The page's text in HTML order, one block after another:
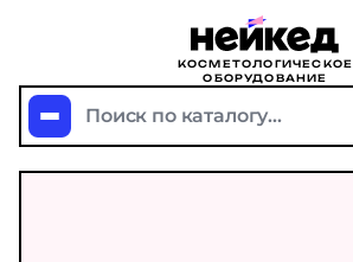
КОСМЕТОЛОГИЧЕСКОЕ
ОБОРУДОВАНИЕ
Поиск по каталогу...